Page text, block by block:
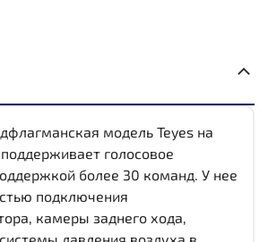
модель Teyes на
голосовое
более 30 команд. У нее
подключения
камеры заднего хода,
давления воздуха в